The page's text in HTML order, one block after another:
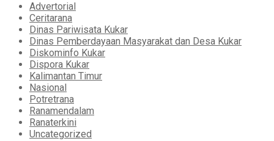
Advertorial
Ceritarana
Dinas Pariwisata Kukar
Dinas Pemberdayaan Masyarakat dan Desa Kukar
Diskominfo Kukar
Dispora Kukar
Kalimantan Timur
Nasional
Potretrana
Ranamendalam
Ranaterkini
Uncategorized